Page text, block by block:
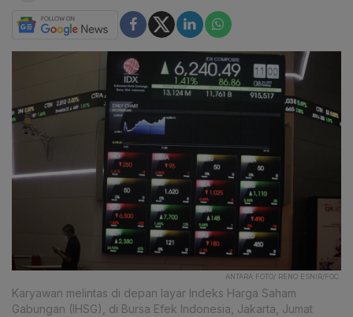
ANTARA FOTO/ RENO ESNIR/FOC.
Karyawan melintas di depan layar Indeks Harga Saham
Gabungan (IHSG), di Bursa Efek Indonesia, Jakarta, Jumat